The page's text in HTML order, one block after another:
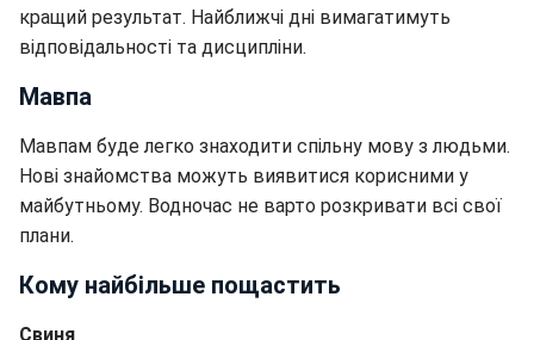
кращий результат. Найближчі дні вимагатимуть
відповідальності та дисципліни.
Мавпа
Мавпам буде легко знаходити спільну мову з людьми.
Нові знайомства можуть виявитися корисними у
майбутньому. Водночас не варто розкривати всі свої
плани.
Кому найбільше пощастить
Свиня